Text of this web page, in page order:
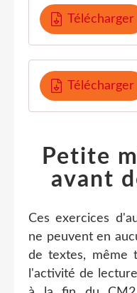
Télécharger
Télécharger
Petite
avant
Ces exercices
ne peuvent en
de textes, même
l'activité de